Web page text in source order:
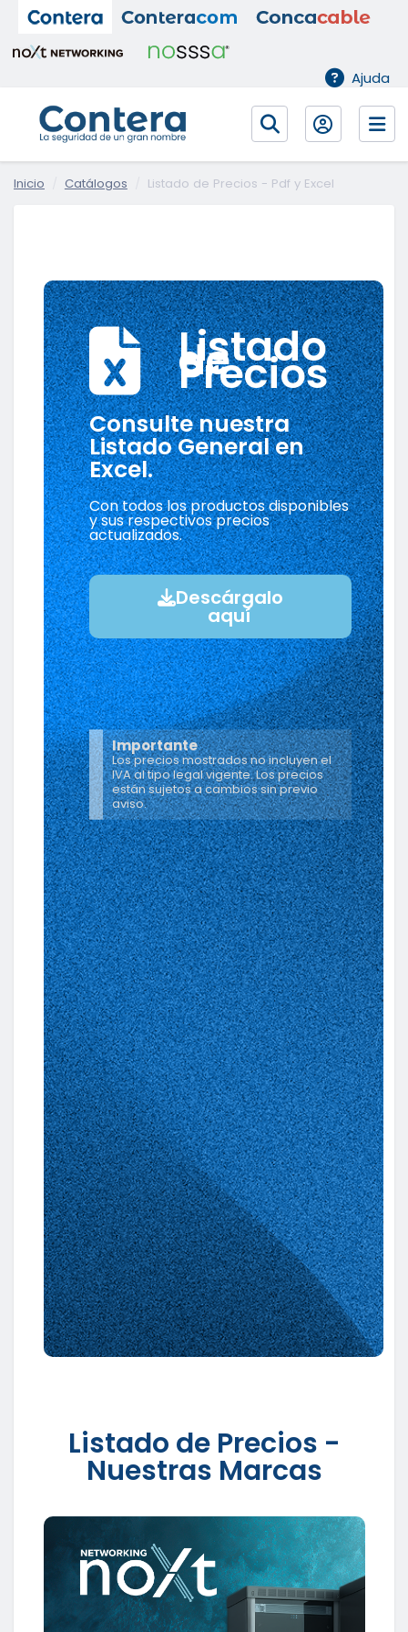
Ajuda
Inicio Catálogos Listado de Precios - Pdf y Excel
Listado
de
Precios
Consulte nuestra
Listado General en
Excel.
Con todos los productos disponibles
y sus respectivos precios
actualizados.
Descárgalo
aquí
Importante
Los precios mostrados no incluyen el
IVA al tipo legal vigente. Los precios
están sujetos a cambios sin previo
aviso.
Listado de Precios -
Nuestras Marcas